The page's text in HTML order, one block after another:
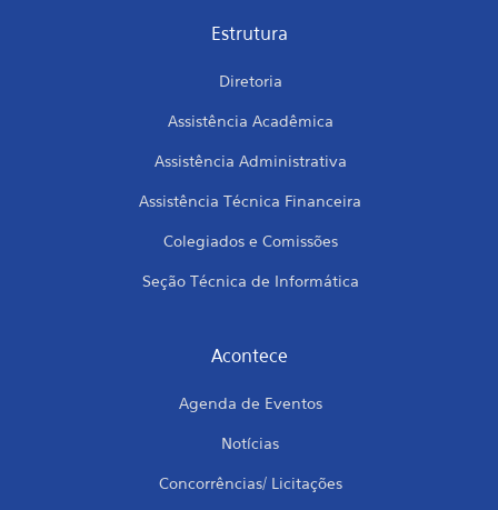
Estrutura
Diretoria
Assistência Acadêmica
Assistência Administrativa
Assistência Técnica Financeira
Colegiados e Comissões
Seção Técnica de Informática
Acontece
Agenda de Eventos
Notícias
Concorrências/ Licitações